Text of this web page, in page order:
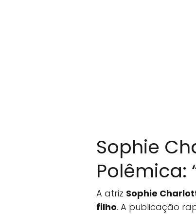
Sophie
Polêmica:
A atriz Sophie
filho. A publicação